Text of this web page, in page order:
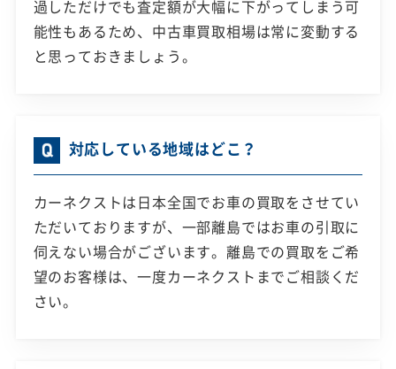
過しただけでも査定額が大幅に下がってしまう可
能性もあるため、中古車買取相場は常に変動する
と思っておきましょう。
対応している地域はどこ？
カーネクストは日本全国でお車の買取をさせてい
ただいておりますが、一部離島ではお車の引取に
伺えない場合がございます。離島での買取をご希
望のお客様は、一度カーネクストまでご相談くだ
さい。